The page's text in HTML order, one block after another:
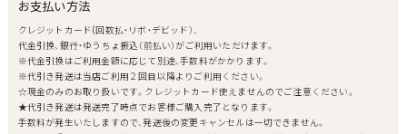
お支払い方法
クレジットカード(回数払・リボ・デビッド）、
代金引換、銀行・ゆうちょ振込（前払い）がご利用いただけます。
※代金引換はご利用金額に応じて別途、手数料がかかります。
※代引き発送は当店ご利用２回目以降よりご利用ください。
☆現金のみのお取り扱いです。クレジットカード使えませんのでご注意ください。
★代引き発送は発送完了時点でお客様ご購入完了となります。
手数料が発生いたしますので、発送後の変更キャンセルは一切できません。